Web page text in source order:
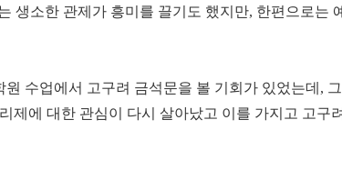
소한 관제가 흥미를 끌기도 했지만, 한편으로는
수업에서 고구려 금석문을 볼 기회가 있었는데,
에 대한 관심이 다시 살아났고 이를 가지고 고구